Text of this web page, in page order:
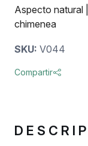
Aspecto natural
chimenea
SKU: V044
Compartir